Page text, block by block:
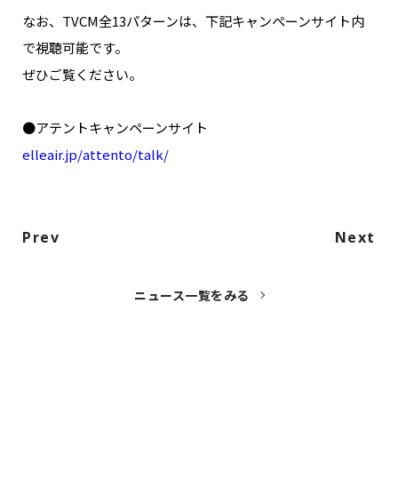
なお、TVCM全13パターンは、下記キャンペーンサイト内
で視聴可能です。
ぜひご覧ください。
●アテントキャンペーンサイト
elleair.jp/attento/talk/
Prev Next
ニュース一覧をみる